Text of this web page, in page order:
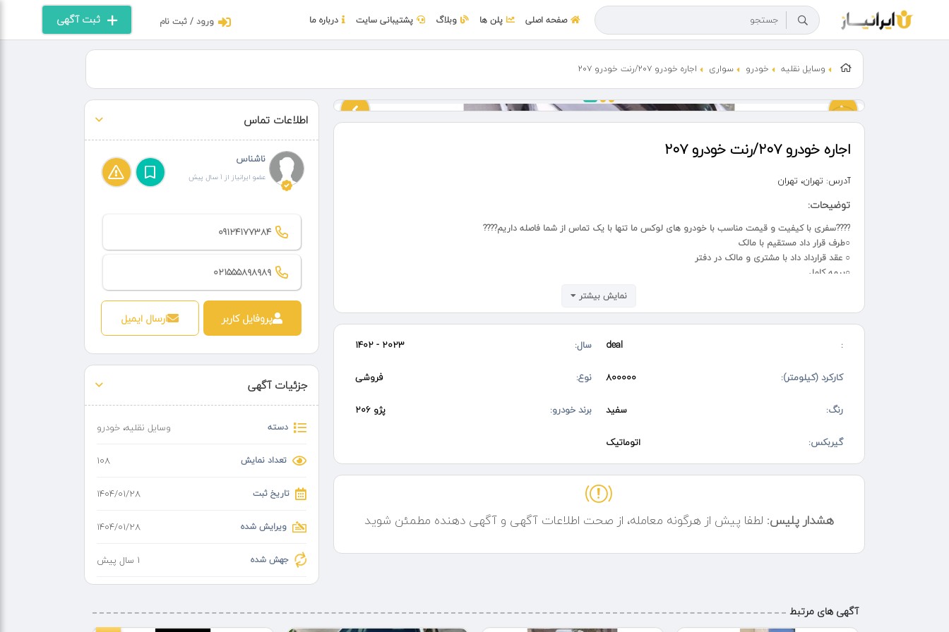
ثبت آگهی ورود / ثبت نام صفحه اصلی پلن ها وبلاگ پشتیبانی سایت درباره ما
وسایل نقلیه خودرو سواری اجاره خودرو ۲۰۷/رنت خودرو ۲۰۷
اجاره خودرو ۲۰۷/رنت خودرو ۲۰۷
آدرس: تهران، تهران
توضیحات:
????سفری با کیفیت و قیمت مناسب با خودرو های لوکس ما تنها با یک تماس از شما فاصله داریم????
○طرف قرار داد مستقیم با مالک
○ عقد قرارداد داد با مشتری و مالک در دفتر
○بیمه کامل
○سفته یا چک صیادی
نمایش بیشتر
:
deal سال: 2023 - 1402
کارکرد (کیلومتر): ۸۰۰۰۰۰ نوع: فروشی
رنگ: سفید برند خودرو: پژو 206
گیربکس: اتوماتیک
هشدار پلیس: لطفا پیش از هرگونه معامله، از صحت اطلاعات آگهی و آگهی دهنده مطمئن شوید
اطلاعات تماس
ناشناس
عضو ایرانیاز از 1 سال پیش
09124177384
۰۲۱۵۵۵۸۹۸۹۸۹
پروفایل کاربر ارسال ایمیل
جزئیات آگهی
دسته وسایل نقلیه،خودرو
تعداد نمایش 108
تاریخ ثبت ۱۴۰۴/۰۱/۲۸
ویرایش شده ۱۴۰۴/۰۱/۲۸
جهش شده 1 سال پیش
آگهی های مرتبط